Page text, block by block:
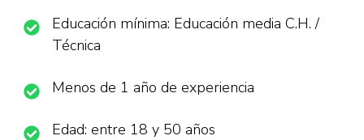
Educación mínima: Educación media C.H. /
Técnica
Menos de 1 año de experiencia
Edad: entre 18 y 50 años